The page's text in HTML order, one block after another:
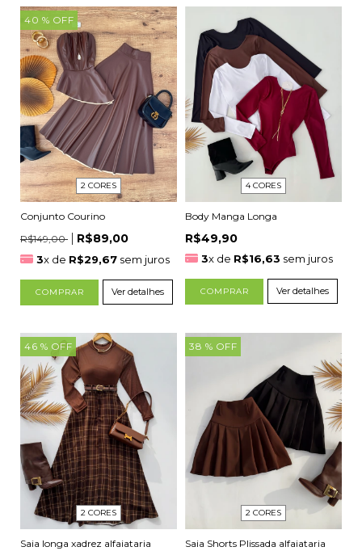
40 % OFF
2 CORES
Conjunto Courino
R$149,00
R$89,00
3x de R$29,67 sem juros
COMPRAR Ver detalhes
4 CORES
Body Manga Longa
R$49,90
3x de R$16,63 sem juros
COMPRAR Ver detalhes
46 % OFF
2 CORES
Saia longa xadrez alfaiataria
38 % OFF
2 CORES
Saia Shorts Plissada alfaiataria